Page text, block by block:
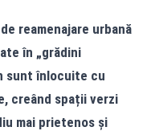
reamenajare urbană
în „grădini
sunt înlocuite cu
creând spații verzi
mai prietenos și